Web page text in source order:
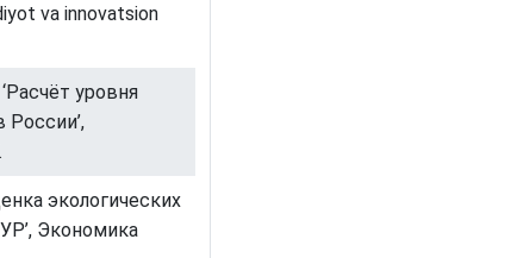
va innovatsion
уровня
России’,
экологических
Экономика